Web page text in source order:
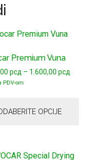
Premium Vuna
рсд – 1.600,00рсд
PDV-om
OPCIJE